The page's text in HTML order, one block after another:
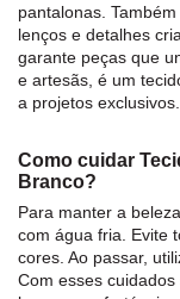
pantalonas.
lenços e detalhes
garante peças que
e artesãs, é um
a projetos exclusivos.
Como cuidar
Branco?
Para manter a
com água fria. Evite
cores. Ao passar,
Com esses